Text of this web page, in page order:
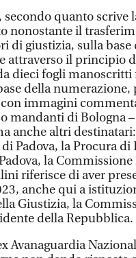
secondo quanto scrive
nonostante il
di giustizia, sulla
attraverso il principio
dieci fogli
della
immagini
mandanti di Bologna
anche altri
Padova, la Procura
la
riferisce di aver
anche qui a
Giustizia, la
della Repubblica.
Avanaguardia